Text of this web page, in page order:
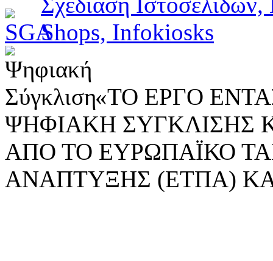
«ΤΟ ΕΡΓΟ
ΨΗΦΙΑΚΗ ΣΥΓΚΛΙΣΗΣ
ΑΠΟ ΤΟ ΕΥΡΩΠΑΪΚΟ
ΑΝΑΠΤΥΞΗΣ (ΕΤΠΑ)